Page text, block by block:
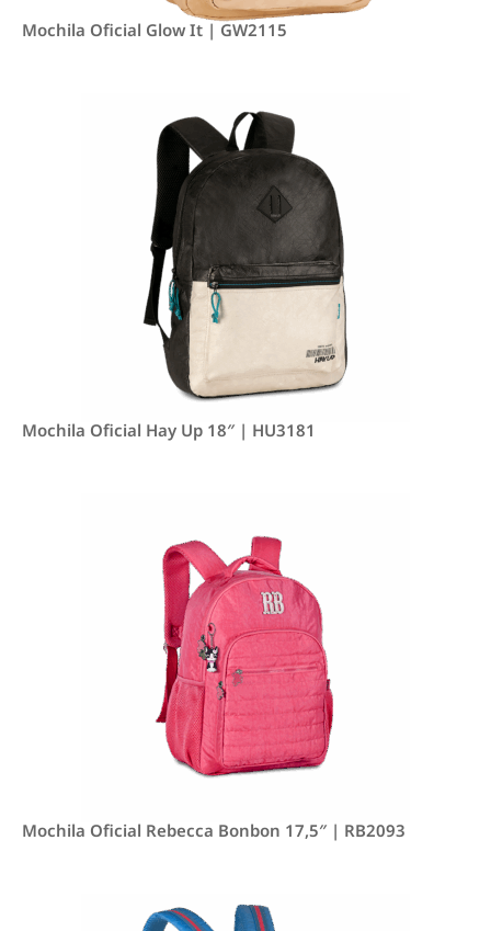
Mochila Oficial Glow It | GW2115
Mochila Oficial Hay Up 18″ | HU3181
Mochila Oficial Rebecca Bonbon 17,5″ | RB2093